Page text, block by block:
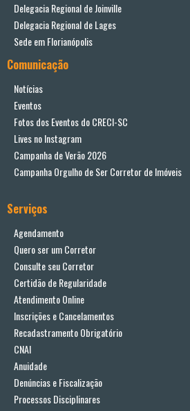
Delegacia Regional de Joinville
Delegacia Regional de Lages
Sede em Florianópolis
Comunicação
Notícias
Eventos
Fotos dos Eventos do CRECI-SC
Lives no Instagram
Campanha de Verão 2026
Campanha Orgulho de Ser Corretor de Imóveis
Serviços
Agendamento
Quero ser um Corretor
Consulte seu Corretor
Certidão de Regularidade
Atendimento Online
Inscrições e Cancelamentos
Recadastramento Obrigatório
CNAI
Anuidade
Denúncias e Fiscalização
Processos Disciplinares